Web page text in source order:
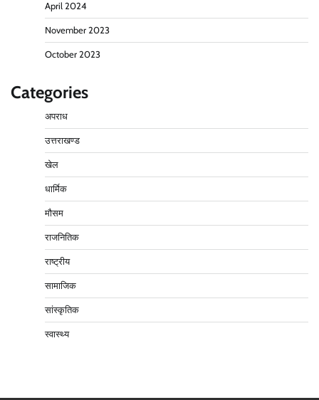
April 2024
November 2023
October 2023
Categories
अपराध
उत्तराखण्ड
खेल
धार्मिक
मौसम
राजनितिक
राष्ट्रीय
सामाजिक
सांस्कृतिक
स्वास्थ्य